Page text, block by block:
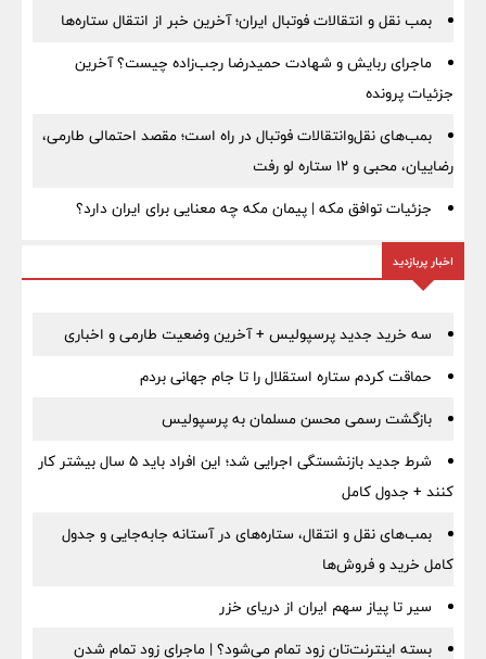
بمب نقل‌ و انتقالات فوتبال ایران؛ آخرین خبر از انتقال ستاره‌ها
ماجرای ربایش و شهادت حمیدرضا رجب‌زاده چیست؟ آخرین
جزئیات پرونده
بمب‌های نقل‌وانتقالات فوتبال در راه است؛ مقصد احتمالی طارمی،
رضاییان، محبی و ۱۲ ستاره لو رفت
جزئیات توافق مکه | پیمان مکه چه معنایی برای ایران دارد؟
اخبار پربازدید
سه خرید جدید پرسپولیس + آخرین وضعیت طارمی و اخباری
حماقت کردم ستاره استقلال را تا جام جهانی بردم
بازگشت رسمی محسن مسلمان به پرسپولیس
شرط جدید بازنشستگی اجرایی شد؛ این افراد باید ۵ سال بیشتر کار
کنند + جدول کامل
بمب‌های نقل و انتقال، ستاره‌های در آستانه جابه‌جایی و جدول
کامل خرید و فروش‌ها
سیر تا پیاز سهم ایران از دریای خزر
بسته اینترنت‌تان زود تمام می‌شود؟ | ماجرای زود تمام شدن